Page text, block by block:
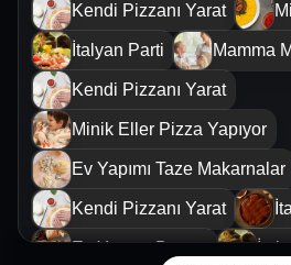
Kendi Pizzanı Yarat
İtalyan Parti Mamma
Kendi Pizzanı Yarat
Minik Eller Pizza Yapıyor
Ev Yapımı Taze Makarnalar
Kendi Pizzanı Yarat
Ev Yapımı Burger